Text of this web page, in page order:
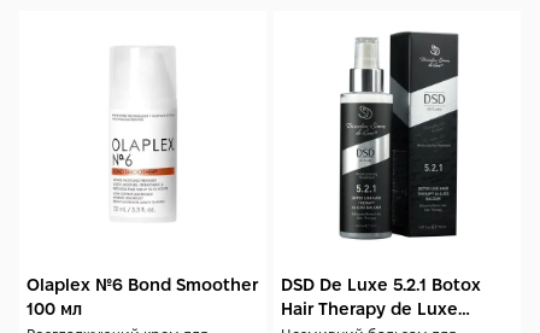
Olaplex №6 Bond Smoother
100 мл
DSD De Luxe 5.2.1 Botox
Hair Therapy de Luxe